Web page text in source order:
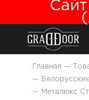
Главная —
—
—
Металюкс